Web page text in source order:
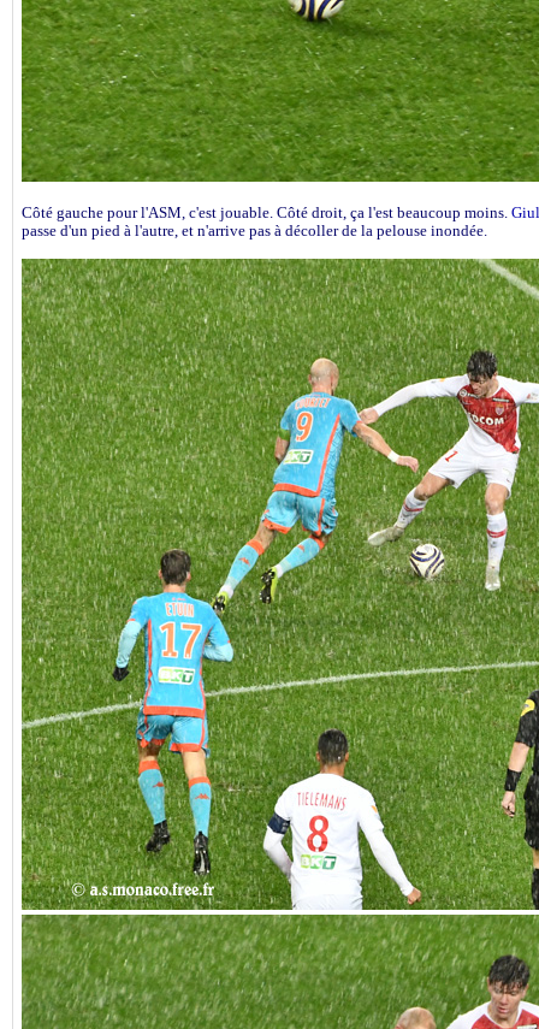
Côté gauche pour l'ASM, c'est jouable. Côté droit, ça l'est beaucoup moins.
passe d'un pied à l'autre, et n'arrive pas à décoller de la pelouse inondée.